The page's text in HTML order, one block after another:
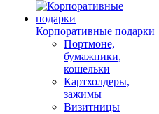
Корпоративные подарки
Портмоне,
бумажники,
кошельки
Картхолдеры,
зажимы
Визитницы